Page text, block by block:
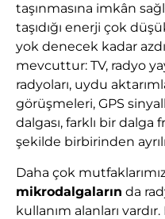
taşınmasına imkân
taşıdığı enerji çok
yok denecek kadar
mevcuttur: TV, radyo
radyoları, uydu
görüşmeleri, GPS
dalgası, farklı bir dalga
şekilde birbirinden
Daha çok
mikrodalgaların da
kullanım alanları